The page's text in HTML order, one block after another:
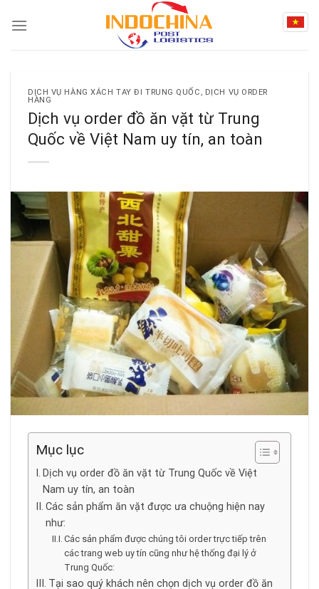
DỊCH VỤ HÀNG XÁCH TAY ĐI TRUNG QUỐC , DỊCH VỤ ORDER
HÀNG
Dịch vụ order đồ ăn vặt từ Trung
Quốc về Việt Nam uy tín, an toàn
Mục lục
Dịch vụ order đồ ăn vặt từ Trung Quốc về Việt
Nam uy tín, an toàn
Các sản phẩm ăn vặt được ưa chuộng hiện nay
như:
Các sản phẩm được chúng tôi order trực tiếp trên
các trang web uy tín cũng như hệ thống đại lý ở
Trung Quốc:
Tại sao quý khách nên chọn dịch vụ order đồ ăn